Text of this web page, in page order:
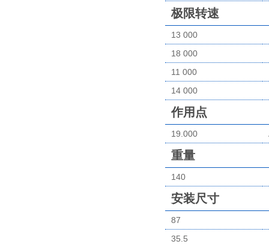
极限转速
13 000
18 000
11 000
14 000
作用点
19.000
重量
140
安装尺寸
87
35.5